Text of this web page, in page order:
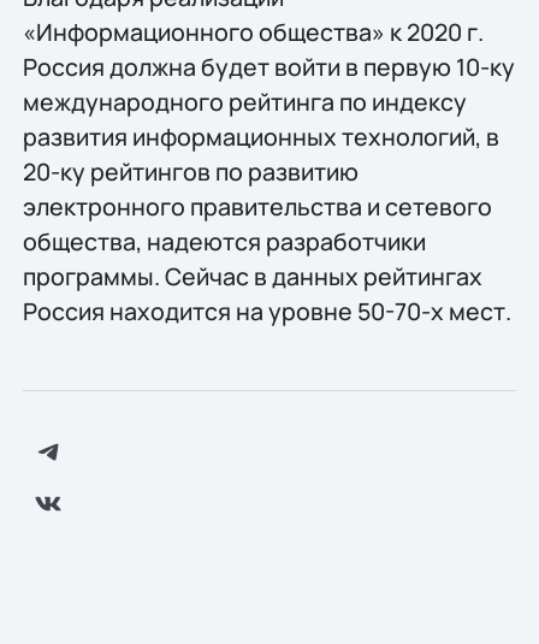
«Информационного общества» к 2020 г.
Россия должна будет войти в первую 10-ку
международного рейтинга по индексу
развития информационных технологий, в
20-ку рейтингов по развитию
электронного правительства и сетевого
общества, надеются разработчики
программы. Сейчас в данных рейтингах
Россия находится на уровне 50-70-х мест.